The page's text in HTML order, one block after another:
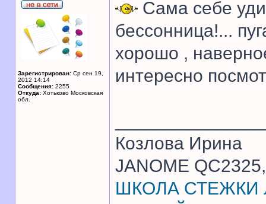
Зарегистрирован: Ср сен 19,
2012 14:14
Сообщения: 2255
Откуда: Хотьково Московская
обл.
Сама себе
бессонница!...
хорошо ,
интересно
Козлова Ирина
JANOME
ШКОЛА СТЕЖКИ